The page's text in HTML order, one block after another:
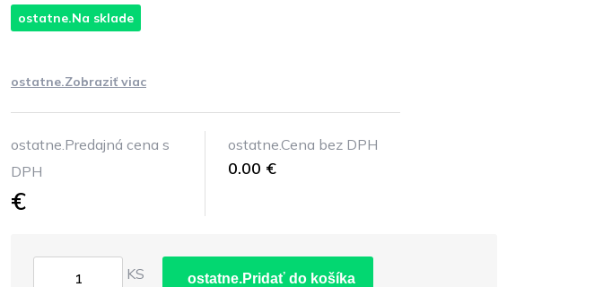
ostatne.Na sklade
ostatne.Zobraziť viac
ostatne.Predajná cena s
DPH
€
ostatne.Cena bez DPH
0.00 €
KS ostatne.Pridať do košíka